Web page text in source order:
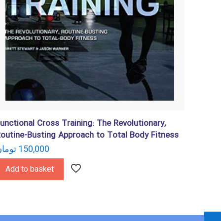
Cross Training: The Revolutionary,
Busting Approach to Total Body Fitness
150,000
Add to basket